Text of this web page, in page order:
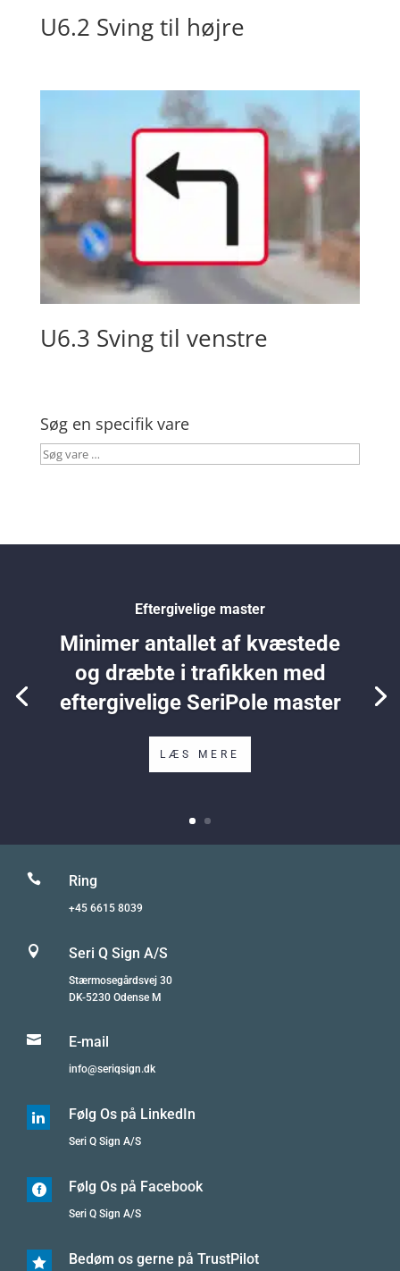
U6.2 Sving til højre
U6.3 Sving til venstre
Søg en specifik vare
Søg
Eftergivelige master
Minimer antallet af kvæstede
og dræbte i trafikken med
eftergivelige SeriPole master
LÆS MERE
 Ring
+45 6615 8039
 Seri Q Sign A/S
Stærmosegårdsvej 30
DK-5230 Odense M
 E-mail
info@seriqsign.dk
 Følg Os på LinkedIn
Seri Q Sign A/S
 Følg Os på Facebook
Seri Q Sign A/S
 Bedøm os gerne på TrustPilot